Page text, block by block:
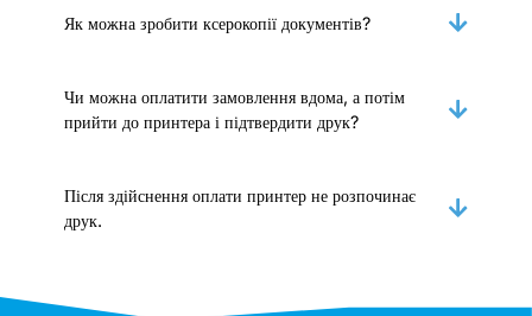
Як можна зробити ксерокопії документів?
Чи можна оплатити замовлення вдома, а потім
прийти до принтера і підтвердити друк?
Після здійснення оплати принтер не розпочинає
друк.